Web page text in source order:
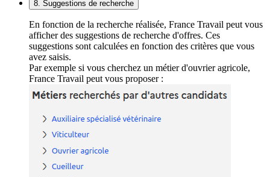
8. Suggestions de recherche
En fonction de la recherche réalisée, France Travail peut vous
afficher des suggestions de recherche d'offres. Ces
suggestions sont calculées en fonction des critères que vous
avez saisis.
Par exemple si vous cherchez un métier d'ouvrier agricole,
France Travail peut vous proposer :